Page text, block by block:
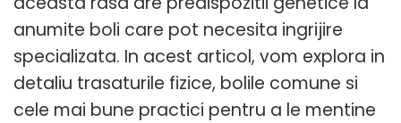
anumite boli care pot necesita ingrijire
specializata. In acest articol, vom explora in
detaliu trasaturile fizice, bolile comune si
cele mai bune practici pentru a le mentine